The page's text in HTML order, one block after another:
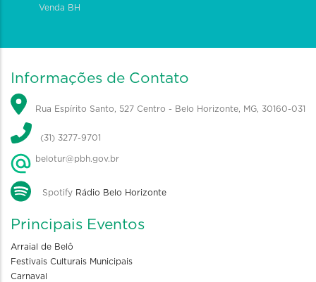
Venda BH
Informações de Contato
Rua Espírito Santo, 527 Centro - Belo Horizonte, MG, 30160-031
(31) 3277-9701
belotur@pbh.gov.br
Spotify Rádio Belo Horizonte
Principais Eventos
Arraial de Belô
Festivais Culturais Municipais
Carnaval